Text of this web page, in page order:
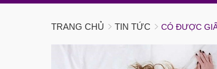
TRANG CHỦ TIN TỨC CÓ ĐƯỢC